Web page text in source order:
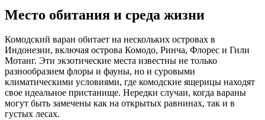
Место обитания и среда жизни
Комодский варан обитает на нескольких островах в
Индонезии, включая острова Комодо, Ринча, Флорес и Гили
Мотанг. Эти экзотические места известны не только
разнообразием флоры и фауны, но и суровыми
климатическими условиями, где комодские ящерицы находят
свое идеальное пристанище. Нередки случаи, когда вараны
могут быть замечены как на открытых равнинах, так и в
густых лесах.